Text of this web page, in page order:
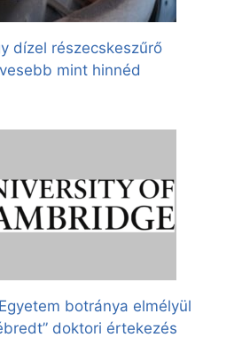
dízel részecskeszűrő
mint hinnéd
botránya elmélyül
doktori értekezés